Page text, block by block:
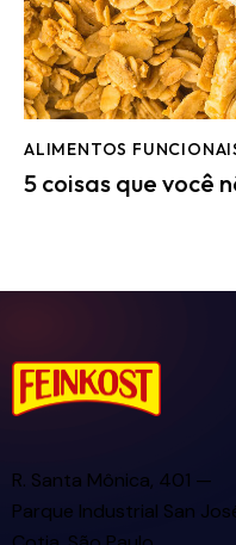
ALIMENTOS
5 coisas que você
R. Santa Mônica, 401 —
Parque Industrial San